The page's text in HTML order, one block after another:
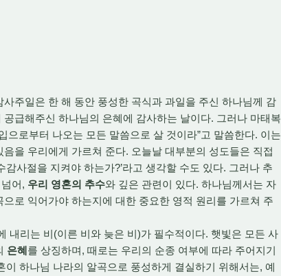
주일은 한 해 동안 풍성한 곡식과 과일을 주신 하나님께 감
급해주신 하나님의 은혜에 감사하는 날이다. 그러나 마태복
로부터 나오는 모든 말씀으로 살 것이라”고 말씀한다. 이는
을 우리에게 가르쳐 준다. 오늘날 대부분의 성도들은 직접
사절을 지켜야 하는가?’라고 생각할 수도 있다. 그러나 추
어, 우리 영혼의 추수와 깊은 관련이 있다. 하나님께서는 자
로 익어가야 하는지에 대한 중요한 영적 원리를 가르쳐 주
내리는 비(이른 비와 늦은 비)가 필수적이다. 햇빛은 모든 사
은혜를 상징하며, 때로는 우리의 순종 여부에 따라 주어지기
하나님 나라의 알곡으로 풍성하게 결실하기 위해서는, 예